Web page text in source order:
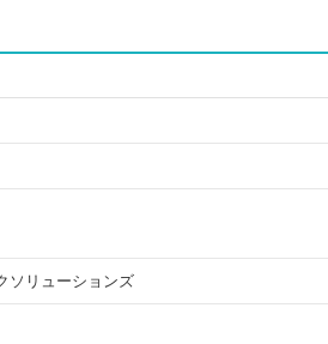
ソリューションズ